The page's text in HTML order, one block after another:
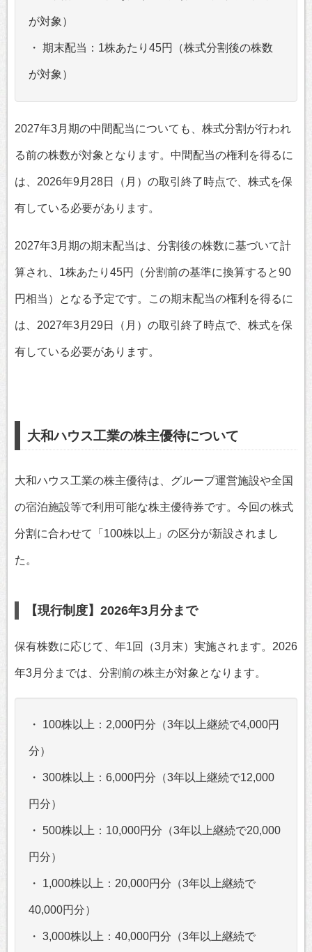
が対象）
・ 期末配当：1株あたり45円（株式分割後の株数
が対象）
2027年3月期の中間配当についても、株式分割が行われ
る前の株数が対象となります。中間配当の権利を得るに
は、2026年9月28日（月）の取引終了時点で、株式を保
有している必要があります。
2027年3月期の期末配当は、分割後の株数に基づいて計
算され、1株あたり45円（分割前の基準に換算すると90
円相当）となる予定です。この期末配当の権利を得るに
は、2027年3月29日（月）の取引終了時点で、株式を保
有している必要があります。
大和ハウス工業の株主優待について
大和ハウス工業の株主優待は、グループ運営施設や全国
の宿泊施設等で利用可能な株主優待券です。今回の株式
分割に合わせて「100株以上」の区分が新設されまし
た。
【現行制度】2026年3月分まで
保有株数に応じて、年1回（3月末）実施されます。2026
年3月分までは、分割前の株主が対象となります。
・ 100株以上：2,000円分（3年以上継続で4,000円
分）
・ 300株以上：6,000円分（3年以上継続で12,000
円分）
・ 500株以上：10,000円分（3年以上継続で20,000
円分）
・ 1,000株以上：20,000円分（3年以上継続で
40,000円分）
・ 3,000株以上：40,000円分（3年以上継続で